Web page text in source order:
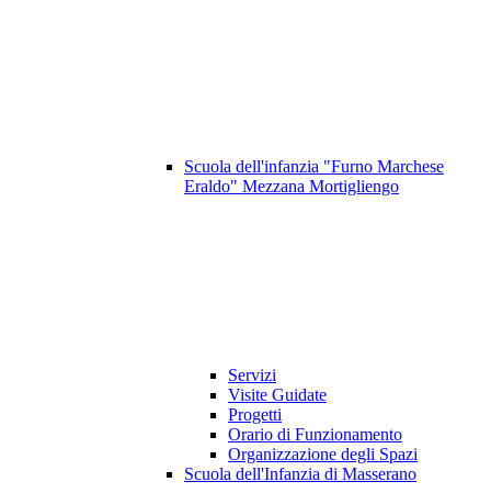
Scuola dell'infanzia "Furno Marchese
Eraldo" Mezzana Mortigliengo
Servizi
Visite Guidate
Progetti
Orario di Funzionamento
Organizzazione degli Spazi
Scuola dell'Infanzia di Masserano